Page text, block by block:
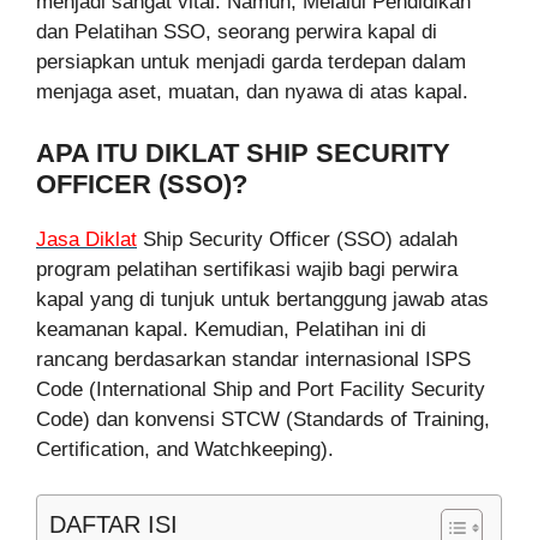
dan Pelatihan SSO, seorang perwira kapal di
persiapkan untuk menjadi garda terdepan dalam
menjaga aset, muatan, dan nyawa di atas kapal.
APA ITU DIKLAT SHIP SECURITY
OFFICER (SSO)?
Jasa Diklat Ship Security Officer (SSO) adalah
program pelatihan sertifikasi wajib bagi perwira
kapal yang di tunjuk untuk bertanggung jawab atas
keamanan kapal. Kemudian, Pelatihan ini di
rancang berdasarkan standar internasional ISPS
Code (International Ship and Port Facility Security
Code) dan konvensi STCW (Standards of Training,
Certification, and Watchkeeping).
DAFTAR ISI